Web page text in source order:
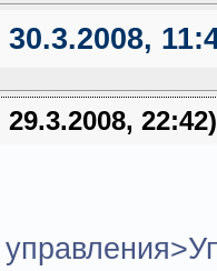
30.3.2008,